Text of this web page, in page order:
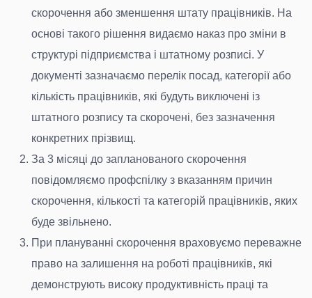
скорочення або зменшення штату працівників. На
основі такого рішення видаємо наказ про зміни в
структурі підприємства і штатному розписі. У
документі зазначаємо перелік посад, категорії або
кількість працівників, які будуть виключені із
штатного розпису та скорочені, без зазначення
конкретних прізвищ.
За 3 місяці до запланованого скорочення
повідомляємо профспілку з вказанням причин
скорочення, кількості та категорій працівників, яких
буде звільнено.
При плануванні скорочення враховуємо переважне
право на залишення на роботі працівників, які
демонструють високу продуктивність праці та